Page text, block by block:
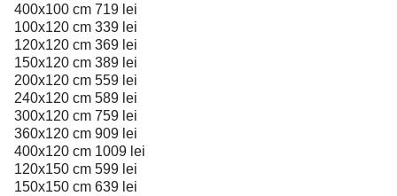
400x100 cm 719 lei
100x120 cm 339 lei
120x120 cm 369 lei
150x120 cm 389 lei
200x120 cm 559 lei
240x120 cm 589 lei
300x120 cm 759 lei
360x120 cm 909 lei
400x120 cm 1009 lei
120x150 cm 599 lei
150x150 cm 639 lei